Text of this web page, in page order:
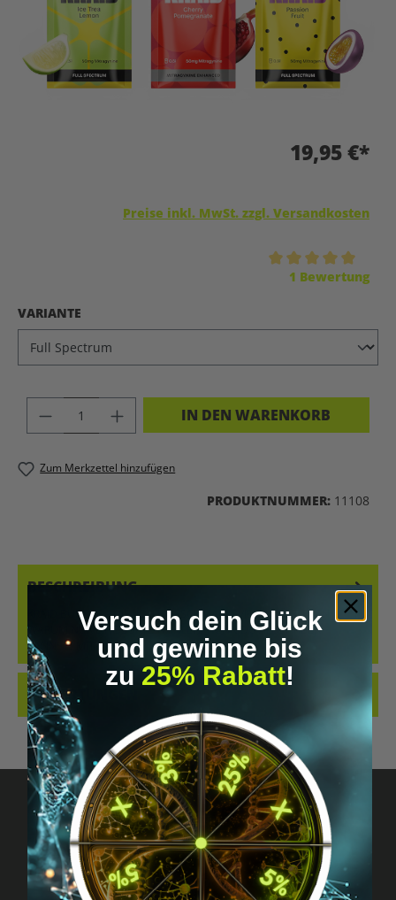
19,95 €*
Preise inkl. MwSt. zzgl. Versandkosten
Durchschnittliche Bewertung von 5 von 5 Sternen
1 Bewertung
VARIANTE
PRODUKT ANZAHL: GIB DEN
IN DEN WARENKORB
Zum Merkzettel hinzufügen
PRODUKTNUMMER: 11108
BESCHREIBUNG
KRAID BUNDLE – DIE VOLLE GESCHMACKSVIELFALT ERLEBEN
WARUM NUR EINE SORTE WÄHLEN, WENN DU ALLE HABEN
KANNST? MIT DEM KRA…MEHR
BEWERTUNGEN
Fragen? Schreib uns!
Versuch dein Glück
und gewinne bis
zu 25% Rabatt!